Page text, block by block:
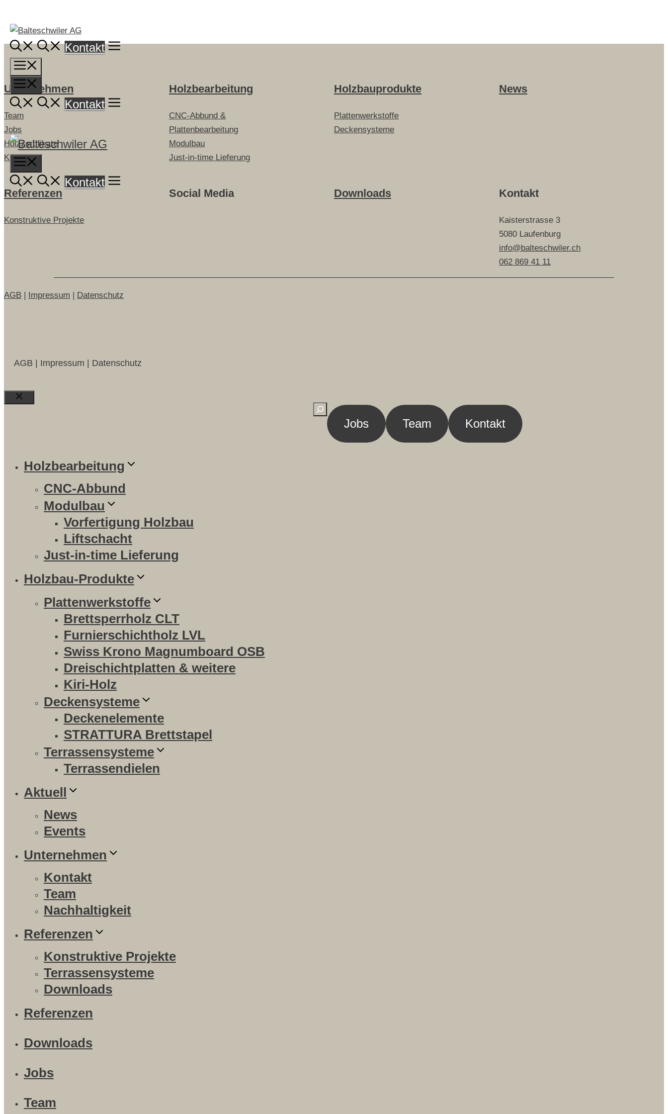
zum
Inhalt
Kontakt
Menü
Kontakt
Kontakt
Unternehmen
Team
Jobs
Holzzertifikate
Kontakt
Holzbearbeitung
CNC-Abbund &
Plattenbearbeitung
Modulbau
Just-in-time Lieferung
Holzbauprodukte
Plattenwerkstoffe
Deckensysteme
News
Referenzen
Konstruktive Projekte
Social Media Downloads Kontakt
Kaisterstrasse 3
5080 Laufenburg
info@balteschwiler.ch
062 869 41 11
AGB | Impressum | Datenschutz
AGB | Impressum | Datenschutz
Close Suchen
Jobs Team Kontakt
Holzbearbeitung
CNC-Abbund
Modulbau
Vorfertigung Holzbau
Liftschacht
Just-in-time Lieferung
Holzbau-Produkte
Plattenwerkstoffe
Brettsperrholz CLT
Furnierschichtholz LVL
Swiss Krono Magnumboard OSB
Dreischichtplatten & weitere
Kiri-Holz
Deckensysteme
Deckenelemente
STRATTURA Brettstapel
Terrassensysteme
Terrassendielen
Aktuell
News
Events
Unternehmen
Kontakt
Team
Nachhaltigkeit
Referenzen
Konstruktive Projekte
Terrassensysteme
Downloads
Referenzen
Downloads
Jobs
Team